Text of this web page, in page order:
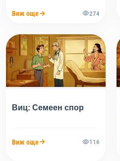
Виж още 274
Виц: Семеен спор
Виж още 116